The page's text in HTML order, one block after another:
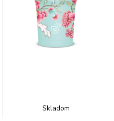
Skladom